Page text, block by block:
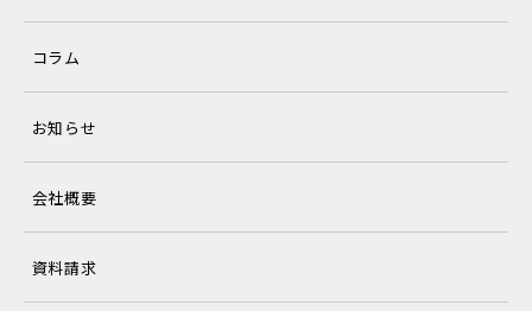
コラム
お知らせ
会社概要
資料請求